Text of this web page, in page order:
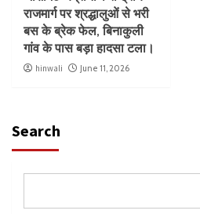
राजमार्ग पर श्रद्धालुओं से भरी
बस के ब्रेक फेल, बिनाकुली
गांव के पास बड़ा हादसा टला।
hinwali June 11, 2026
Search